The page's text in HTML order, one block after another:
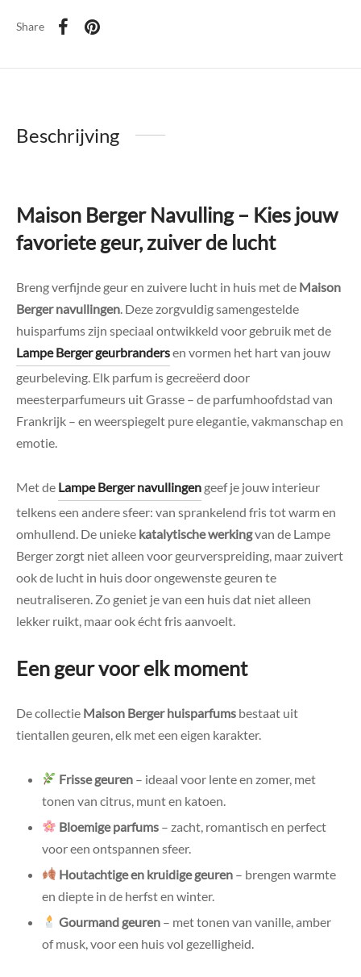
Share
Beschrijving
Maison Berger Navulling – Kies jouw
favoriete geur, zuiver de lucht
Breng verfijnde geur en zuivere lucht in huis met de Maison
Berger navullingen. Deze zorgvuldig samengestelde
huisparfums zijn speciaal ontwikkeld voor gebruik met de
Lampe Berger geurbrandersen vormen het hart van jouw
geurbeleving. Elk parfum is gecreëerd door
meesterparfumeurs uit Grasse – de parfumhoofdstad van
Frankrijk – en weerspiegelt pure elegantie, vakmanschap en
emotie.
Met de Lampe Berger navullingen geef je jouw interieur
telkens een andere sfeer: van sprankelend fris tot warm en
omhullend. De unieke katalytische werkingvan de Lampe
Berger zorgt niet alleen voor geurverspreiding, maar zuivert
ook de lucht in huis door ongewenste geuren te
neutraliseren. Zo geniet je van een huis dat niet alleen
lekker ruikt, maar ook écht fris aanvoelt.
Een geur voor elk moment
De collectie Maison Berger huisparfums bestaat uit
tientallen geuren, elk met een eigen karakter.
Frisse geuren – ideaal voor lente en zomer, met
tonen van citrus, munt en katoen.
Bloemige parfums – zacht, romantisch en perfect
voor een ontspannen sfeer.
Houtachtige en kruidige geuren – brengen warmte
en diepte in de herfst en winter.
Gourmand geuren – met tonen van vanille, amber
of musk, voor een huis vol gezelligheid.